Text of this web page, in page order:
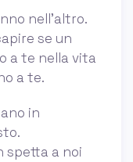
nell'altro.
se un
a te nella vita
a te.
in
spetta a noi